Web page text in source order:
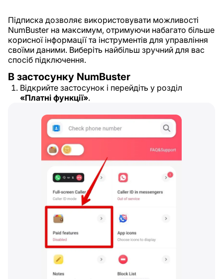
Підписка дозволяє використовувати можливості
NumBuster на максимум, отримуючи набагато більше
корисної інформації та інструментів для управління
своїми даними. Виберіть найбільш зручний для вас
спосіб підключення.
В застосунку NumBuster
Відкрийте застосунок і перейдіть у розділ
«Платні функції».